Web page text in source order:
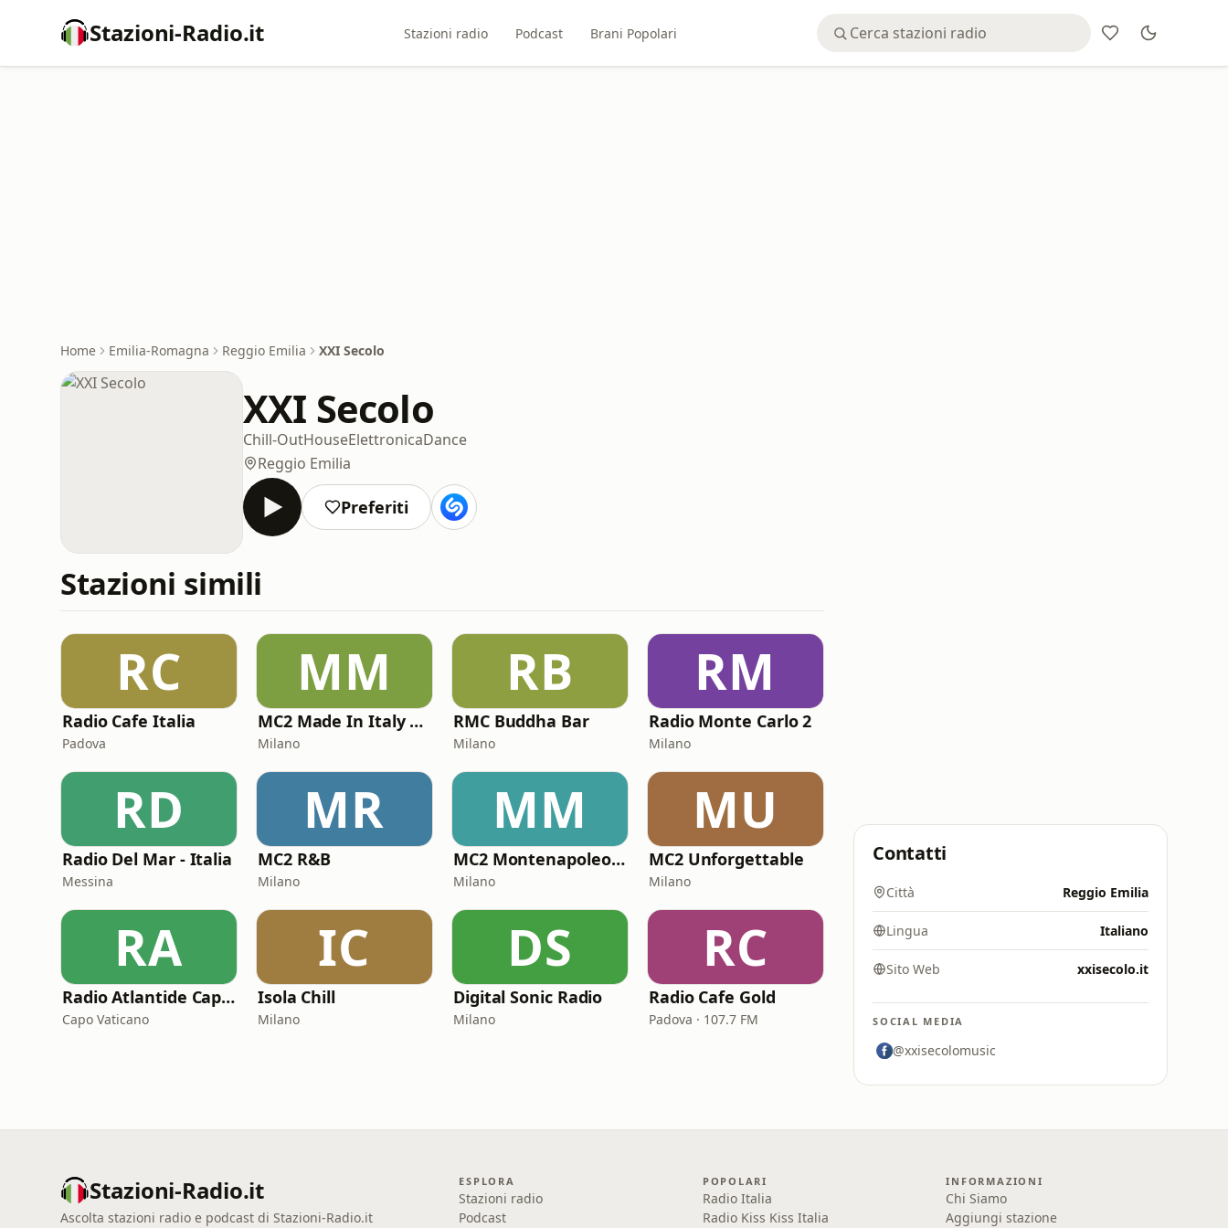
Stazioni-Radio.it Stazioni radio Podcast Brani Popolari
Home Emilia-Romagna Reggio Emilia XXI Secolo
XXI Secolo
Chill-OutHouseElettronicaDance
Reggio Emilia
Preferiti
Stazioni simili
RC
Radio Cafe Italia
Padova
MM
MC2 Made In Italy Channel
Milano
RB
RMC Buddha Bar
Milano
RM
Radio Monte Carlo 2
Milano
RD
Radio Del Mar - Italia
Messina
MR
MC2 R&B
Milano
MM
MC2 Montenapoleone Channel
Milano
MU
MC2 Unforgettable
Milano
RA
Radio Atlantide Capo Vaticano
Capo Vaticano
IC
Isola Chill
Milano
DS
Digital Sonic Radio
Milano
RC
Radio Cafe Gold
Padova · 107.7 FM
Contatti
Città Reggio Emilia
Lingua Italiano
Sito Web xxisecolo.it
SOCIAL MEDIA
@xxisecolomusic
Stazioni-Radio.it
Ascolta stazioni radio e podcast di Stazioni-Radio.it
ESPLORA
Stazioni radio
Podcast
POPOLARI
Radio Italia
Radio Kiss Kiss Italia
INFORMAZIONI
Chi Siamo
Aggiungi stazione